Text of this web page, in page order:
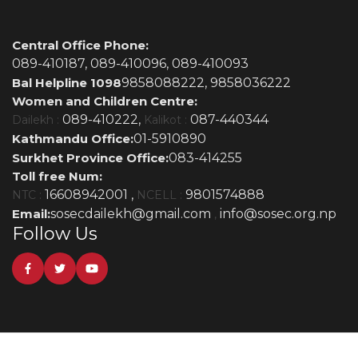
Central Office Phone:
089-410187, 089-410096, 089-410093
Bal Helpline 10989858088222, 9858036222
Women and Children Centre:
Dailekh : 089-410222, Kalikot : 087-440344
Kathmandu Office:01-5910890
Surkhet Province Office:083-414255
Toll free Num:
NTC : 16608942001 , NCELL : 9801574888
Email:sosecdailekh@gmail.com , info@sosec.org.np
Follow Us